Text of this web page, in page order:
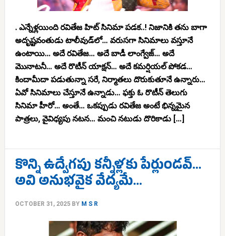
. ఎన్నేళ్లయింది రవితేజ హిట్ సినిమా పడక..! నిజానికి తను బాగా
అదృష్టవంతుడు టాలీవుడ్‌లో… వరుసగా సినిమాలు వస్తూనే
ఉంటాయి… అదే రవితేజ… అదే బాడీ లాంగ్వేజ్… అదే
మొనాటనీ… అదే రొటీన్ యాక్షన్… అదే కమర్షియల్ పోకడ…
కిందామీదా పడుతున్నా సరే, నిర్మాతలు దొరుకుతూనే ఉన్నారు…
ఏవో సినిమాలు చేస్తూనే ఉన్నాడు… ఫక్తు ఓ రొటీన్ తెలుగు
సినిమా హీరో… అంతే… ఒకప్పుడు రవితేజ అంటే భిన్నమైన
పాత్రలు, వైవిధ్యపు నటన… మంచి నటుడు దొరికాడు […]
కొన్ని ఉద్వేగపు కన్నీళ్లకు పేర్లుండవ్…
అవి అనుభవైక వేద్యమే…
OCTOBER 31, 2025BY M S R